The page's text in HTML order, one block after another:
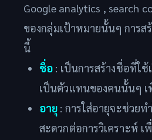
Google analytics , search
ของกลุ่มเป้าหมายนั้นๆ การส
นี้
ชื่อ : เป็นการสร้างชื่อที่ใ
เป็นตัวแทนของคนนั้นๆ
อายุ : การใส่อายุจะช่วย
สะดวกต่อการวิเคราะห์ เ